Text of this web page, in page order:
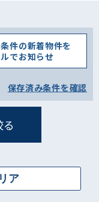
件の新着物件を
でお知らせ
保存済み条件を確認